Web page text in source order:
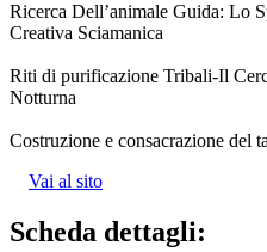
Ricerca Dell’animale Guida: Lo
Creativa Sciamanica
Riti di purificazione Tribali-Il
Notturna
Costruzione e consacrazione del
Vai al sito
Scheda dettagli: